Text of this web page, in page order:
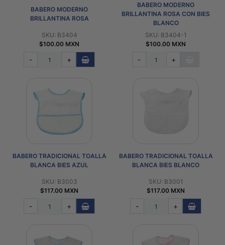
BABERO MODERNO
BRILLANTINA ROSA
SKU: B3404
$100.00 MXN
- +
BABERO MODERNO
BRILLANTINA ROSA CON BIES
BLANCO
SKU: B3404-1
$100.00 MXN
- +
BABERO TRADICIONAL TOALLA
BLANCA BIES AZUL
SKU: B3003
$117.00 MXN
- +
BABERO TRADICIONAL TOALLA
BLANCA BIES BLANCO
SKU: B3001
$117.00 MXN
- +